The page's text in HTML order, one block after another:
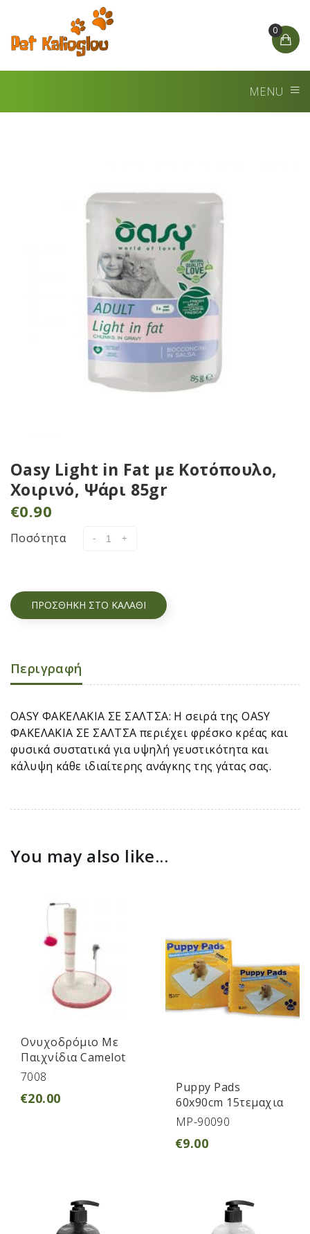
0
MENU
Oasy Light in Fat με Κοτόπουλο,
Χοιρινό, Ψάρι 85gr
€0.90
Ποσότητα
ΠΡΟΣΘΉΚΗ ΣΤΟ ΚΑΛΆΘΙ
Περιγραφή
OASY ΦΑΚΕΛΑΚΙΑ ΣΕ ΣΑΛΤΣΑ: Η σειρά της OASY
ΦΑΚΕΛΑΚΙΑ ΣΕ ΣΑΛΤΣΑ περιέχει φρέσκο κρέας και
φυσικά συστατικά για υψηλή γευστικότητα και
κάλυψη κάθε ιδιαίτερης ανάγκης της γάτας σας.
You may also like...
Ονυχοδρόμιο Με
Παιχνίδια Camelot
7008
€20.00
Puppy Pads
60x90cm 15τεμαχια
MP-90090
€9.00